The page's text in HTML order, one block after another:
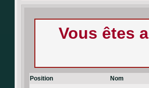
Vous êtes
Position Nom